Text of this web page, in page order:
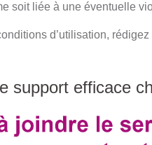
soit liée à une éventuelle
d’utilisation,
support efficace